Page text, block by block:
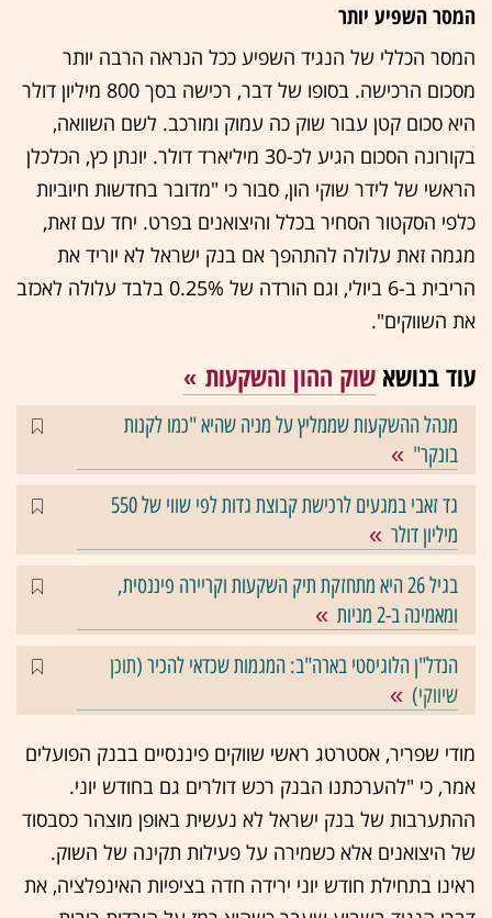
המסר השפיע יותר
המסר הכללי של הנגיד השפיע ככל הנראה הרבה יותר
מסכום הרכישה. בסופו של דבר, רכישה בסך 800 מיליון דולר
היא סכום קטן עבור שוק כה עמוק ומורכב. לשם השוואה,
בקורונה הסכום הגיע לכ-30 מיליארד דולר. יונתן כץ, הכלכלן
הראשי של לידר שוקי הון, סבור כי "מדובר בחדשות חיוביות
כלפי הסקטור הסחיר בכלל והיצואנים בפרט. יחד עם זאת,
מגמה זאת עלולה להתהפך אם בנק ישראל לא יוריד את
הריבית ב-6 ביולי, וגם הורדה של 0.25% בלבד עלולה לאכזב
את השווקים".
עוד בנושא שוק ההון והשקעות
מנהל ההשקעות שממליץ על מניה שהיא "כמו לקנות
בונקר"
גד זאבי במגעים לרכישת קבוצת גדות לפי שווי של 550
מיליון דולר
בגיל 26 היא מתחזקת תיק השקעות וקריירה פיננסית,
ומאמינה ב-2 מניות
הנדל"ן הלוגיסטי בארה"ב: המגמות שכדאי להכיר (תוכן
שיווקי)
מודי שפריר, אסטרטג ראשי שווקים פיננסיים בבנק הפועלים
אמר, כי "להערכתנו הבנק רכש דולרים גם בחודש יוני.
ההתערבות של בנק ישראל לא נעשית באופן מוצהר כסבסוד
של היצואנים אלא כשמירה על פעילות תקינה של השוק.
ראינו בתחילת חודש יוני ירידה חדה בציפיות האינפלציה, את